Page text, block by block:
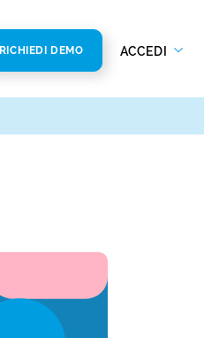
RICHIEDI DEMO ACCEDI